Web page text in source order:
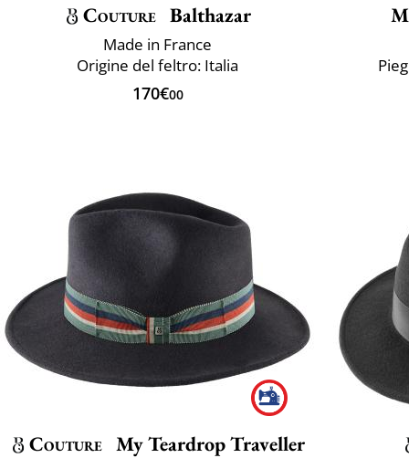
Couture Balthazar
Made in France
Origine del feltro: Italia
170€00
Couture My Teardrop Traveller